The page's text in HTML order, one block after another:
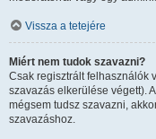
Vissza a tetejére
Miért nem tudok szavazni?
Csak regisztrált felhasználók
szavazás elkerülése végett).
mégsem tudsz szavazni,
szavazáshoz.